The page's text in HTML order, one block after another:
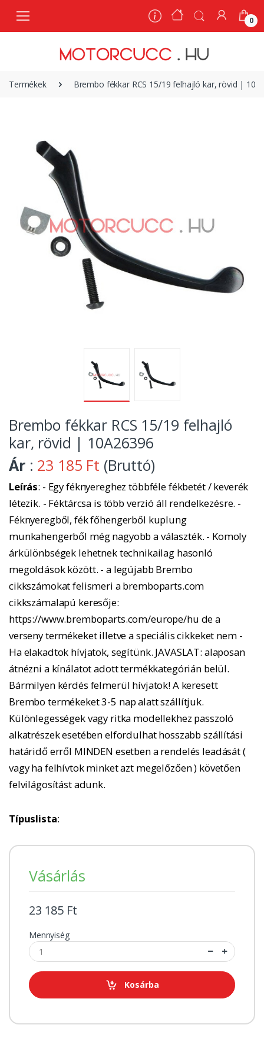
0
Termékek Brembo fékkar RCS 15/19 felhajló kar, rövid |
Brembo fékkar RCS 15/19 felhajló
kar, rövid | 10A26396
Ár : 23 185 Ft (Bruttó)
Leírás: - Egy féknyereghez többféle fékbetét / keverék
létezik. - Féktárcsa is több verzió áll rendelkezésre. -
Féknyeregből, fék főhengerből kuplung
munkahengerből még nagyobb a választék. - Komoly
árkülönbségek lehetnek technikailag hasonló
megoldások között. - a legújabb Brembo
cikkszámokat felismeri a bremboparts.com
cikkszámalapú keresője:
https://www.bremboparts.com/europe/hu de a
verseny termékeket illetve a speciális cikkeket nem -
Ha elakadtok hívjatok, segítünk. JAVASLAT: alaposan
átnézni a kínálatot adott termékkategórián belül.
Bármilyen kérdés felmerül hívjatok! A keresett
Brembo termékeket 3-5 nap alatt szállítjuk.
Különlegességek vagy ritka modellekhez passzoló
alkatrészek esetében elfordulhat hosszabb szállítási
határidő erről MINDEN esetben a rendelés leadását (
vagy ha felhívtok minket azt megelőzően ) követően
felvilágosítást adunk.
Típuslista:
Vásárlás
23 185 Ft
Mennyiség
Kosárba
0